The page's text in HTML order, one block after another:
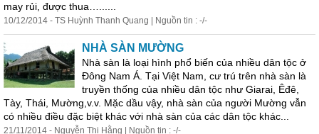
may rủi, được thua…......
10/12/2014 - TS Huỳnh Thanh Quang | Nguồn tin : -/-
NHÀ SÀN MƯỜNG
Nhà sàn là loại hình phổ biến của nhiều dân tộc ở
Đông Nam Á. Tại Việt Nam, cư trú trên nhà sàn là
truyền thống của nhiều dân tộc như Giarai, Êđê,
Tày, Thái, Mường,v.v. Mặc dầu vậy, nhà sàn của người Mường vẫn
có nhiều điều đặc biệt khác với nhà sàn của các dân tộc khác...
21/11/2014 - Nguyễn Thị Hằng | Nguồn tin : -/-